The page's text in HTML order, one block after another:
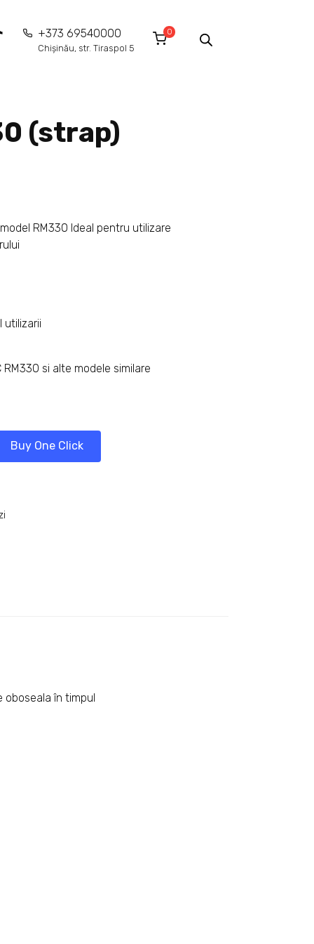
+373 69540000
Chișinău, str. Tiraspol 5
0
(strap)
RM330 Ideal pentru utilizare
utilizarii
si alte modele similare
Buy One Click
oboseala în timpul